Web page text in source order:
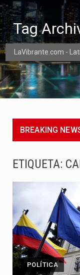
LaVibrante.com -
Tag
BREAKING
ETIQUETA:
POLÍTICA